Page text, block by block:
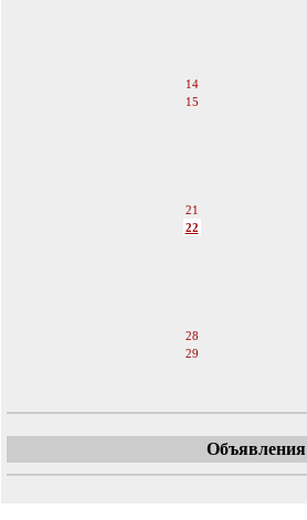
14
15
21
22
28
29
Объявления